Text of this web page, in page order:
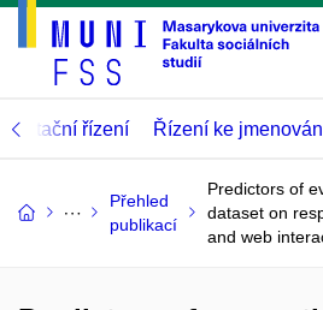
řízení Řízení ke
Přehled
publikací
Predictors of
dataset on
and web